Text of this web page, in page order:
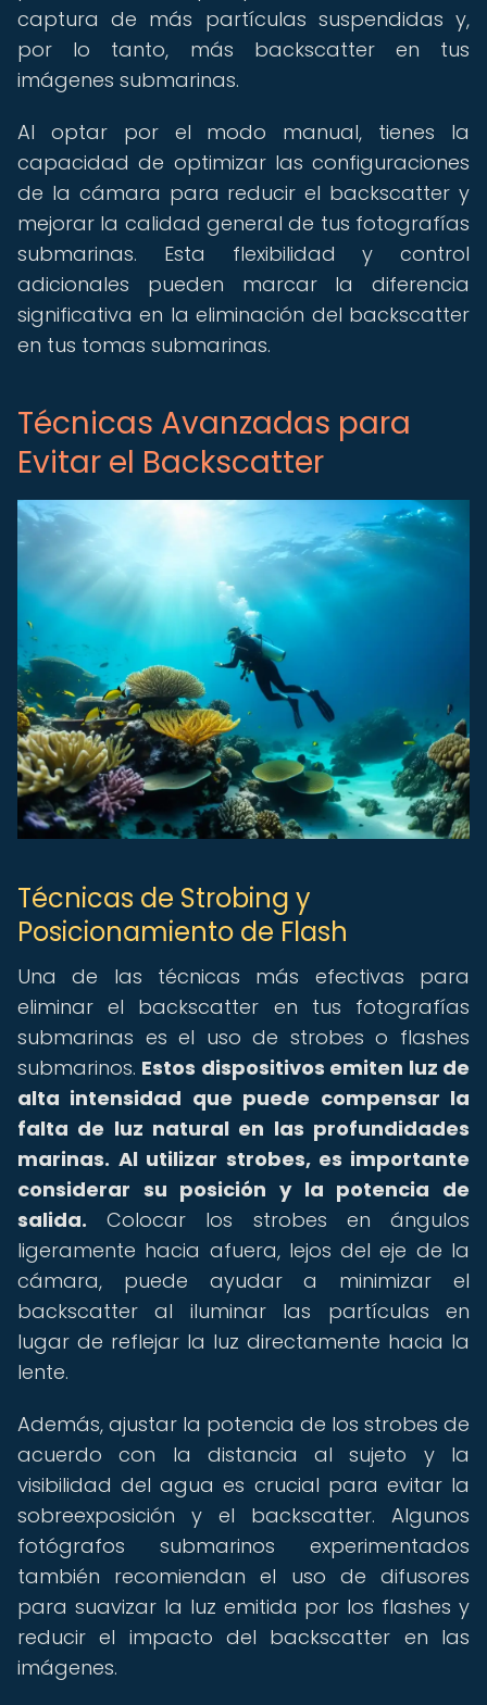
captura de más partículas suspendidas y,
por lo tanto, más backscatter en tus
imágenes submarinas.
Al optar por el modo manual, tienes la
capacidad de optimizar las configuraciones
de la cámara para reducir el backscatter y
mejorar la calidad general de tus fotografías
submarinas. Esta flexibilidad y control
adicionales pueden marcar la diferencia
significativa en la eliminación del backscatter
en tus tomas submarinas.
Técnicas Avanzadas para
Evitar el Backscatter
Técnicas de Strobing y
Posicionamiento de Flash
Una de las técnicas más efectivas para
eliminar el backscatter en tus fotografías
submarinas es el uso de strobes o flashes
submarinos. Estos dispositivos emiten luz de
alta intensidad que puede compensar la
falta de luz natural en las profundidades
marinas. Al utilizar strobes, es importante
considerar su posición y la potencia de
salida. Colocar los strobes en ángulos
ligeramente hacia afuera, lejos del eje de la
cámara, puede ayudar a minimizar el
backscatter al iluminar las partículas en
lugar de reflejar la luz directamente hacia la
lente.
Además, ajustar la potencia de los strobes de
acuerdo con la distancia al sujeto y la
visibilidad del agua es crucial para evitar la
sobreexposición y el backscatter. Algunos
fotógrafos submarinos experimentados
también recomiendan el uso de difusores
para suavizar la luz emitida por los flashes y
reducir el impacto del backscatter en las
imágenes.